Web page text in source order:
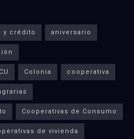
y crédito aniversario
Colonia cooperativa
Cooperativas de Consumo
de vivienda